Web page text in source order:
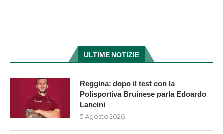
ULTIME NOTIZIE
Reggina: dopo il test con la
Polisportiva Bruinese parla Edoardo
Lancini
5 Agosto 2026